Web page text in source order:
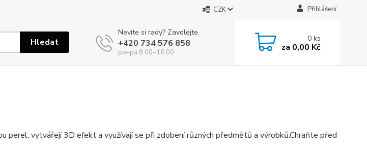
CZK Přihlášení
Hledat
Nevíte si rady? Zavolejte.
+420 734 576 858
po–pá 8.00–16.00
0ks
za 0,00 Kč
perel, vytvářejí 3D efekt a využívají se při zdobení různých předmětů a výrobků.Chraňte před